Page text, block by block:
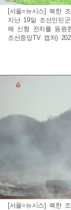
[서울=뉴시스] 북한
지난 19일 조선인민
해 신형 전차를 동원
조선중앙TV 캡처)
[서울=뉴시스] 북한